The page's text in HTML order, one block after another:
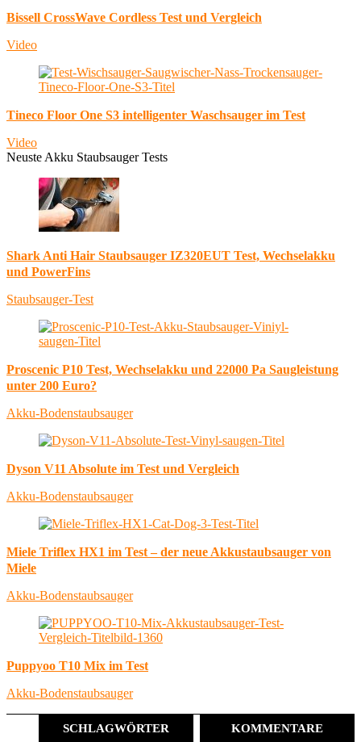
Bissell CrossWave Cordless Test und Vergleich
Video
Tineco Floor One S3 intelligenter Waschsauger im Test
Video
Neuste Akku Staubsauger Tests
Shark Anti Hair Staubsauger IZ320EUT Test, Wechselakku
und PowerFins
Staubsauger-Test
Proscenic P10 Test, Wechselakku und 22000 Pa Saugleistung
unter 200 Euro?
Akku-Bodenstaubsauger
Dyson V11 Absolute im Test und Vergleich
Akku-Bodenstaubsauger
Miele Triflex HX1 im Test – der neue Akkustaubsauger von
Miele
Akku-Bodenstaubsauger
Puppyoo T10 Mix im Test
Akku-Bodenstaubsauger
SCHLAGWÖRTER KOMMENTARE